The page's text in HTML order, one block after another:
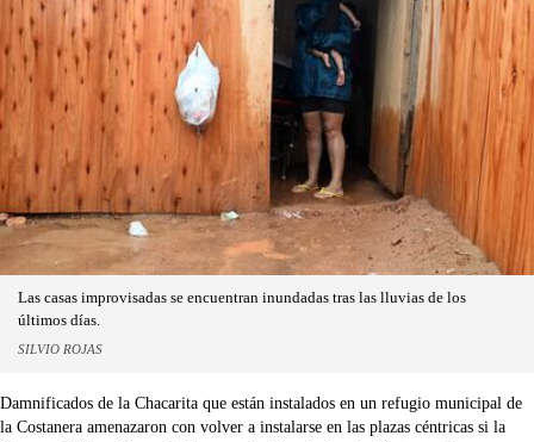
Las casas improvisadas se encuentran inundadas tras las lluvias de los
últimos días.
SILVIO ROJAS
Damnificados de la Chacarita que están instalados en un refugio municipal de
la Costanera amenazaron con volver a instalarse en las plazas céntricas si la